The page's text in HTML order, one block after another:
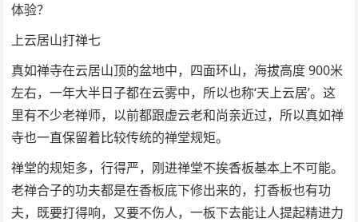
体验？
上云居山打禅七
真如禅寺在云居山顶的盆地中，四面环山，海拔高度 900米
左右，一年大半日子都在云雾中，所以也称‘天上云居’。这
里有不少老禅师，以前都跟虚云老和尚亲近过，所以真如禅
寺也一直保留着比较传统的禅堂规矩。
禅堂的规矩多，行得严，刚进禅堂不挨香板基本上不可能。
老禅合子的功夫都是在香板底下修出来的，打香板也有功
夫，既要打得响，又要不伤人，一板下去能让人提起精进力